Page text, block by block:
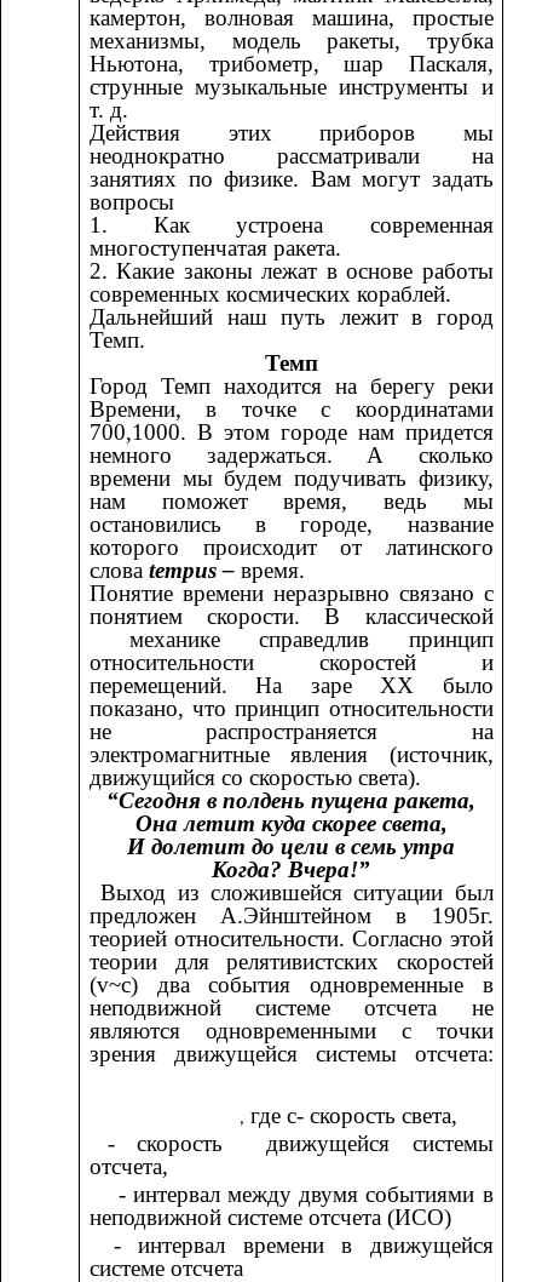
камертон, волновая машина, простые
механизмы, модель ракеты, трубка
Ньютона, трибометр, шар Паскаля,
струнные музыкальные инструменты и
т. д.
Действия этих приборов мы
неоднократно рассматривали на
занятиях по физике. Вам могут задать
вопросы
1. Как устроена современная
многоступенчатая ракета.
2. Какие законы лежат в основе работы
современных космических кораблей.
Дальнейший наш путь лежит в город
Темп.
Темп
Город Темп находится на берегу реки
Времени, в точке с координатами
700,1000. В этом городе нам придется
немного задержаться. А сколько
времени мы будем подучивать физику,
нам поможет время, ведь мы
остановились в городе, название
которого происходит от латинского
слова tempus – время.
Понятие времени неразрывно связано с
понятием скорости. В классической
механике справедлив принцип
относительности скоростей и
перемещений. На заре XX было
показано, что принцип относительности
не распространяется на
электромагнитные явления (источник,
движущийся со скоростью света).
“Сегодня в полдень пущена ракета,
Она летит куда скорее света,
И долетит до цели в семь утра
Когда? Вчера!”
Выход из сложившейся ситуации был
предложен А.Эйнштейном в 1905г.
теорией относительности. Согласно этой
теории для релятивистских скоростей
(v~c) два события одновременные в
неподвижной системе отсчета не
являются одновременными с точки
зрения движущейся системы отсчета:
, где с- скорость света,
- скорость движущейся системы
отсчета,
- интервал между двумя событиями в
неподвижной системе отсчета (ИСО)
- интервал времени в движущейся
системе отсчета